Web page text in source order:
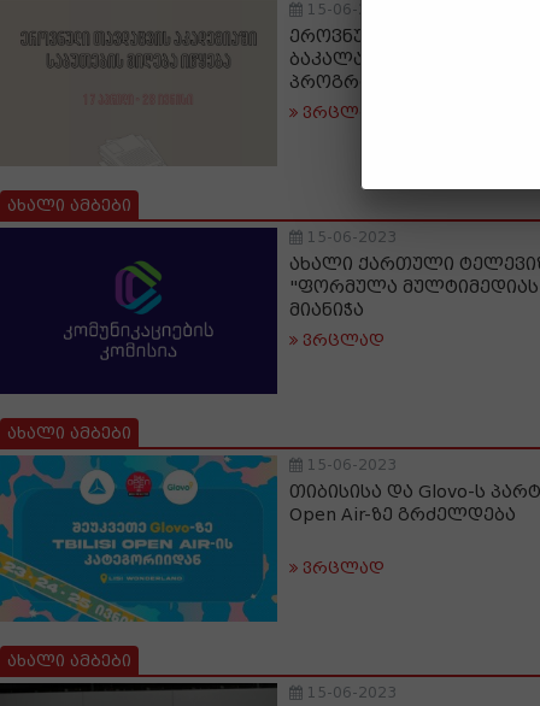
15-06-2023
ეროვნული თავდაცვის
ბაკალავრიატის
პროგრამებზე
ვრცლად
ახალი ამბები
15-06-2023
ახალი ქართული
"ფორმულა
მიანიჭა
ვრცლად
ახალი ამბები
15-06-2023
თიბისისა და Glovo-ს
Open Air-ზე გრძელდება
ვრცლად
ახალი ამბები
15-06-2023